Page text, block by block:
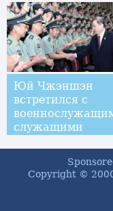
Юй Чжэншэн
встретился с
служащими
полиции
Монголии
Copyright ©